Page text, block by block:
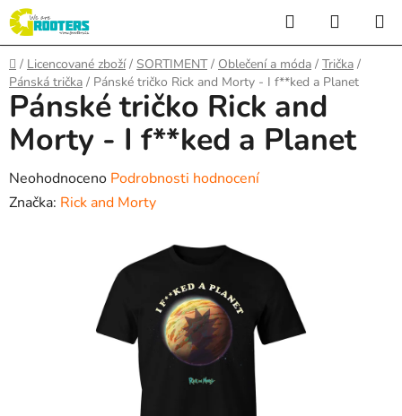
Přejít
na
obsah
Hledat
KOŠÍK
Domů
/ Licencované zboží / SORTIMENT / Oblečení a móda / Trička /
Pánská trička / Pánské tričko Rick and Morty - I f**ked a Planet
Pánské tričko Rick and
Morty - I f**ked a Planet
Průměrné
hodnocení
Neohodnoceno Podrobnosti hodnocení
Značka: Rick and Morty